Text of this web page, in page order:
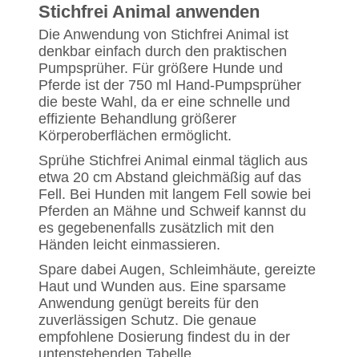
Stichfrei Animal anwenden
Die Anwendung von Stichfrei Animal ist
denkbar einfach durch den praktischen
Pumpsprüher. Für größere Hunde und
Pferde ist der 750 ml Hand-Pumpsprüher
die beste Wahl, da er eine schnelle und
effiziente Behandlung größerer
Körperoberflächen ermöglicht.
Sprühe Stichfrei Animal einmal täglich aus
etwa 20 cm Abstand gleichmäßig auf das
Fell. Bei Hunden mit langem Fell sowie bei
Pferden an Mähne und Schweif kannst du
es gegebenenfalls zusätzlich mit den
Händen leicht einmassieren.
Spare dabei Augen, Schleimhäute, gereizte
Haut und Wunden aus. Eine sparsame
Anwendung genügt bereits für den
zuverlässigen Schutz. Die genaue
empfohlene Dosierung findest du in der